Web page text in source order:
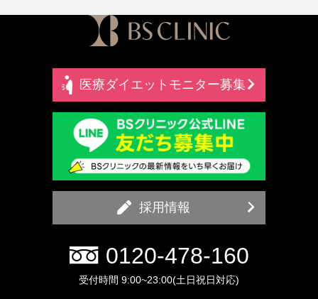
医療ダイエットモニター募集
採用情報
0120-478-160
受付時間 9:00~23:00(土日祝日対応)